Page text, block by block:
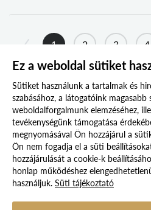
2010
2009
1 2 3 4
8 ... 24
Süti szabályzat
Jogi
© 2017 - 2026 NÉPFŐISKOLA
Ez a weboldal sütiket
Sütiket használunk a tartalmak és
szabásához, a látogatóink magasabb
weboldalforgalmunk elemzéséhez,
tevékenységünk támogatása
megnyomásával Ön hozzájárul a
Ön nem fogadja el a süti
hozzájárulását a cookie-k
honlap működéshez
használjuk. Süti tájékoztató